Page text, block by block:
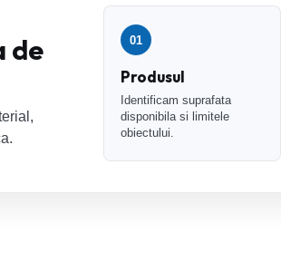
de
01
Produsul
Identificam suprafata
disponibila si limitele
obiectului.